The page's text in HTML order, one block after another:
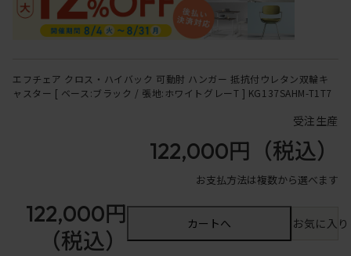
エフチェア クロス・ハイバック 可動肘 ハンガー 抵抗付ウレタン双輪キ
ャスター [ ベース:ブラック / 張地:ホワイトグレーT ] KG137SAHM-T1T7
受注生産
122,000円 （税込）
お支払方法は複数から選べます
122,000円
（税込）
カートへ お気に入